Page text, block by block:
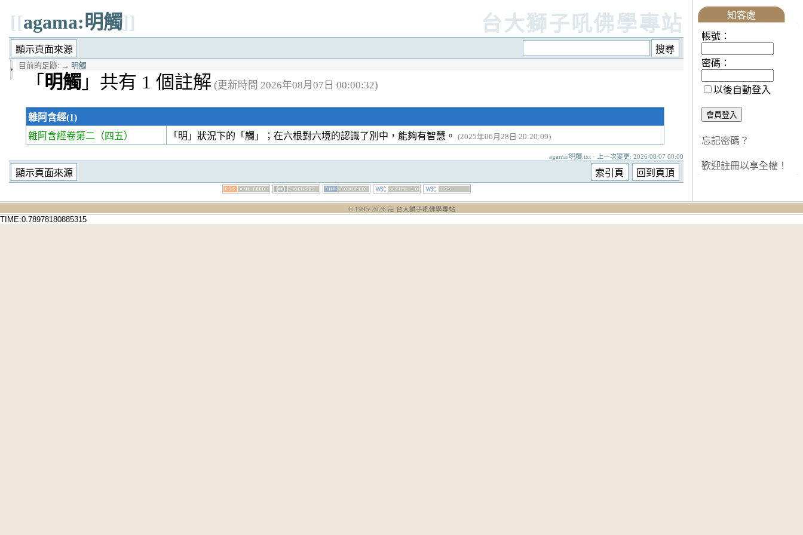
[[agama:明觸]] 台大獅子吼佛學專站
目前的足跡: → 明觸
「 明觸 」共有 1 個註解 (更新時間 2026年08月07日 00:00:32)
雜阿含經(1)
雜阿含經卷第二 （四五） 「明」狀況下的「觸」；在六根對六境的認識了別中，能夠有智慧。 (2025年06月28日 20:20:09)
agama/明觸.txt · 上一次變更: 2026/08/07 00:00
知客處
帳號：
密碼：
以後自動登入
忘記密碼？
歡迎註冊以享全權！
© 1995-2026 卍 台大獅子吼佛學專站
TIME:0.78978180885315